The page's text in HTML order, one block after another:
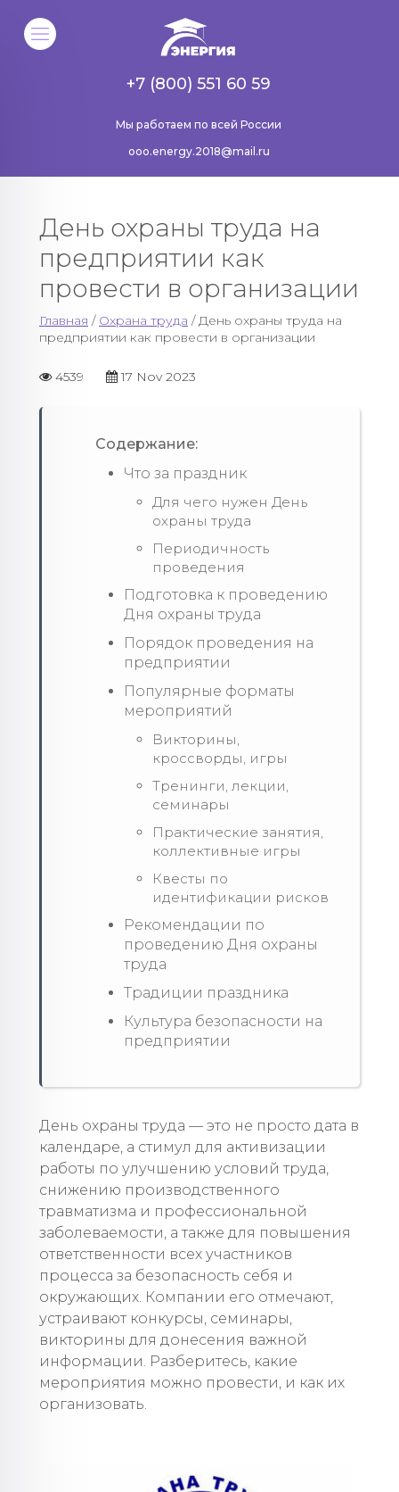
Мы работаем по всей России
+7 (800) 551 60 59
ooo.energy.2018@mail.ru
День охраны труда на
предприятии как
провести в организации
Главная / Охрана труда / День охраны труда на
предприятии как провести в организации
4539 17 Nov 2023
Содержание:
Что за праздник
Для чего нужен День
охраны труда
Периодичность
проведения
Подготовка к проведению
Дня охраны труда
Порядок проведения на
предприятии
Популярные форматы
мероприятий
Викторины,
кроссворды, игры
Тренинги, лекции,
семинары
Практические занятия,
коллективные игры
Квесты по
идентификации рисков
Рекомендации по
проведению Дня охраны
труда
Традиции праздника
Культура безопасности на
предприятии
День охраны труда — это не просто дата в
календаре, а стимул для активизации
работы по улучшению условий труда,
снижению производственного
травматизма и профессиональной
заболеваемости, а также для повышения
ответственности всех участников
процесса за безопасность себя и
окружающих. Компании его отмечают,
устраивают конкурсы, семинары,
викторины для донесения важной
информации. Разберитесь, какие
мероприятия можно провести, и как их
организовать.